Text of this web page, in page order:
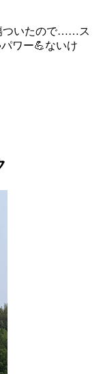
ついたので……ス
ワー💪ないけ